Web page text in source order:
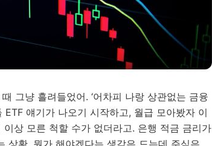
그냥 흘려들었어. ‘어차피 나랑 상관없는 금융
ETF 얘기가 나오기 시작하고, 월급 모아봤자 이
상 모른 척할 수가 없더라고. 은행 적금 금리가
상황, 뭔가 해야겠다는 생각은 드는데 주식은